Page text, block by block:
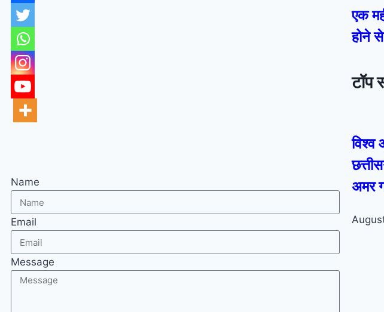
Name
Email
Message
एक
होने
टॉप
विश्व
अमर